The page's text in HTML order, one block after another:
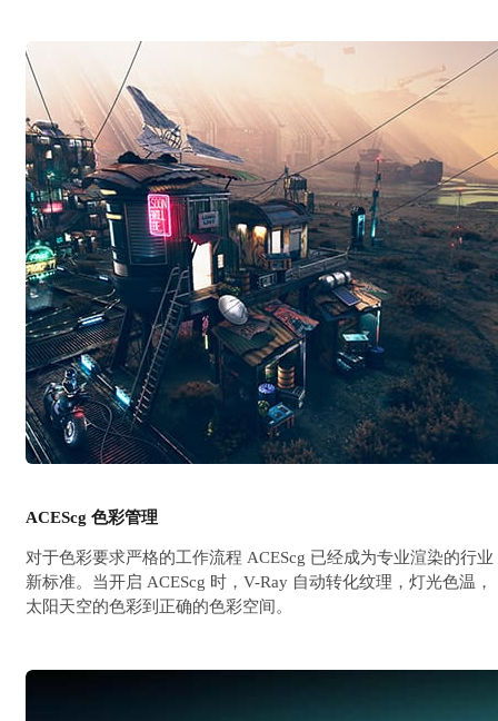
ACEScg 色彩管理
对于色彩要求严格的工作流程 ACEScg 已经成为专业渲染的行业
新标准。当开启 ACEScg 时，V-Ray 自动转化纹理，灯光色温，
太阳天空的色彩到正确的色彩空间。